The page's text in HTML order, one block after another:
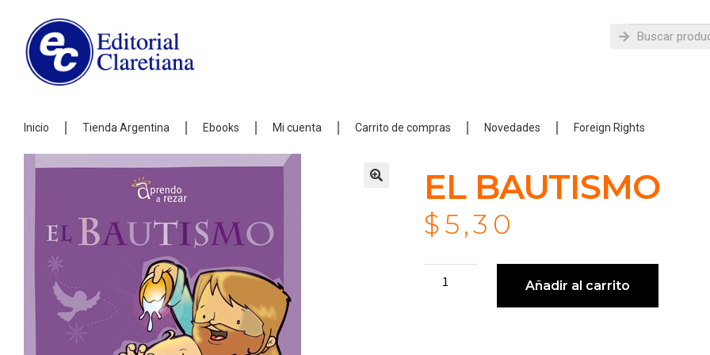
Inicio Tienda Argentina Ebooks Mi cuenta Carrito de compras Novedades Foreign Rights
EL BAUTISMO
$5,30
Añadir al carrito